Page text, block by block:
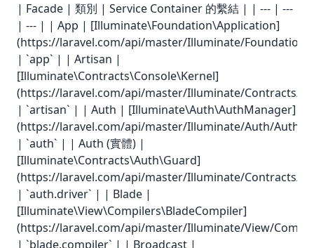
| Facade | 類別 | Service Container 的繫結 | | --- | ---
| --- | | App | [Illuminate\Foundation\Application]
(https://laravel.com/api/master/Illuminate/Foundation/
| `app` | | Artisan |
[Illuminate\Contracts\Console\Kernel]
(https://laravel.com/api/master/Illuminate/Contracts/
| `artisan` | | Auth | [Illuminate\Auth\AuthManager]
(https://laravel.com/api/master/Illuminate/Auth/
| `auth` | | Auth (實體) |
[Illuminate\Contracts\Auth\Guard]
(https://laravel.com/api/master/Illuminate/Contracts/
| `auth.driver` | | Blade |
[Illuminate\View\Compilers\BladeCompiler]
(https://laravel.com/api/master/Illuminate/View/
| `blade.compiler` | | Broadcast |